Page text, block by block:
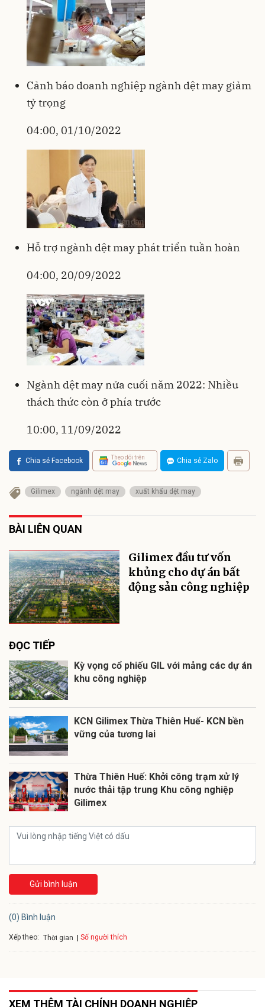
Cảnh báo doanh nghiệp ngành dệt may giảm
tỷ trọng
04:00, 01/10/2022
Hỗ trợ ngành dệt may phát triển tuần hoàn
04:00, 20/09/2022
Ngành dệt may nửa cuối năm 2022: Nhiều
thách thức còn ở phía trước
10:00, 11/09/2022
Chia sẻ Facebook Theo dõi trên Chia sẻ Zalo
Gilimex ngành dệt may xuất khẩu dệt may
BÀI LIÊN QUAN
Gilimex đầu tư vốn
khủng cho dự án bất
động sản công nghiệp
ĐỌC TIẾP
Kỳ vọng cổ phiếu GIL với mảng các dự án
khu công nghiệp
KCN Gilimex Thừa Thiên Huế- KCN bền
vững của tương lai
Thừa Thiên Huế: Khởi công trạm xử lý
nước thải tập trung Khu công nghiệp
Gilimex
Gửi bình luận
(0) Bình luận
Xếp theo: Thời gian Số người thích
XEM THÊM TÀI CHÍNH DOANH NGHIỆP